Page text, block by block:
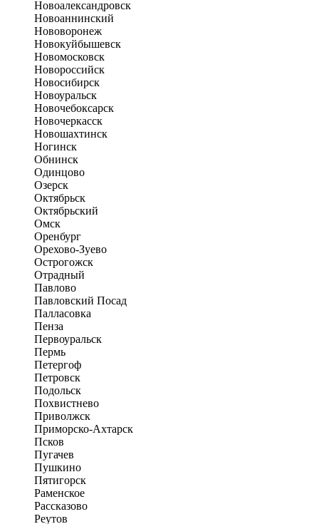
Новоалександровск
Новоаннинский
Нововоронеж
Новокуйбышевск
Новомосковск
Новороссийск
Новосибирск
Новоуральск
Новочебоксарск
Новочеркасск
Новошахтинск
Ногинск
Обнинск
Одинцово
Озерск
Октябрьск
Октябрьский
Омск
Оренбург
Орехово-Зуево
Острогожск
Отрадный
Павлово
Павловский Посад
Палласовка
Пенза
Первоуральск
Пермь
Петергоф
Петровск
Подольск
Похвистнево
Приволжск
Приморско-Ахтарск
Псков
Пугачев
Пушкино
Пятигорск
Раменское
Рассказово
Реутов